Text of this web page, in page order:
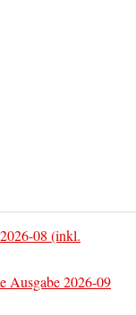
08 (inkl.
Ausgabe 2026-09